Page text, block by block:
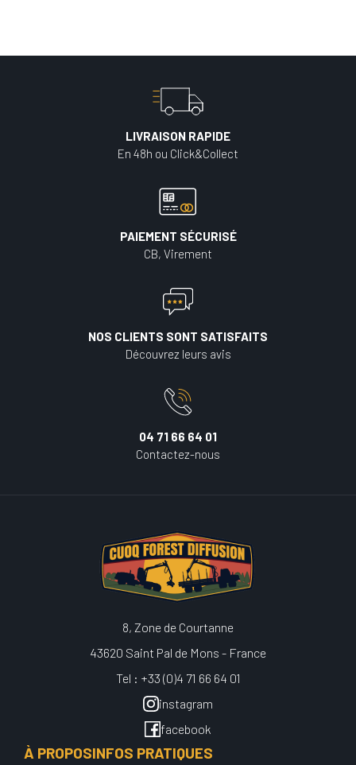
LIVRAISON RAPIDE
En 48h ou Click&Collect
PAIEMENT SÉCURISÉ
CB, Virement
NOS CLIENTS SONT SATISFAITS
Découvrez leurs avis
04 71 66 64 01
Contactez-nous
8, Zone de Courtanne
43620 Saint Pal de Mons - France
Tel : +33 (0)4 71 66 64 01
instagram
facebook
À PROPOSINFOS PRATIQUES